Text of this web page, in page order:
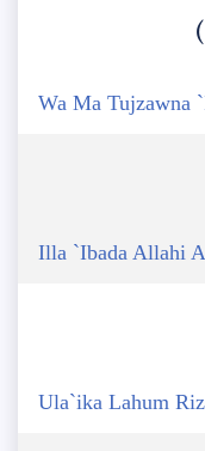
Wa Ma Tujzawna
Illa `Ibada Allahi
Ula`ika Lahum